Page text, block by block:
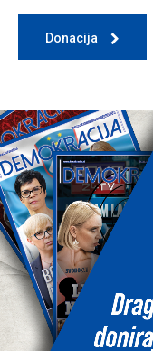
Donacija